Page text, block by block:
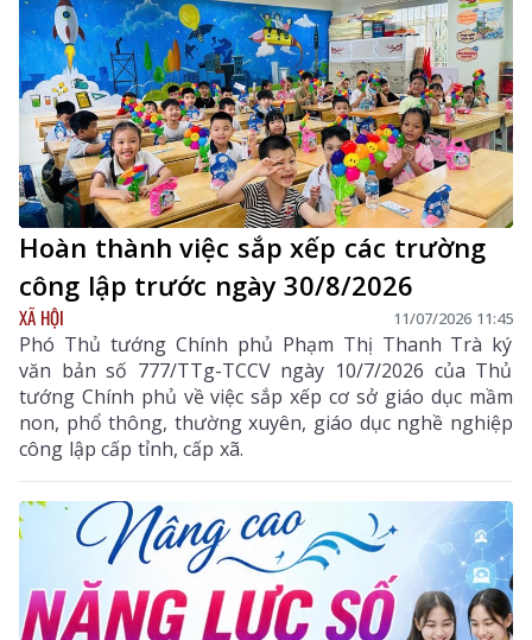
Hoàn thành việc sắp xếp các trường
công lập trước ngày 30/8/2026
XÃ HỘI 11/07/2026 11:45
Phó Thủ tướng Chính phủ Phạm Thị Thanh Trà ký
văn bản số 777/TTg-TCCV ngày 10/7/2026 của Thủ
tướng Chính phủ về việc sắp xếp cơ sở giáo dục mầm
non, phổ thông, thường xuyên, giáo dục nghề nghiệp
công lập cấp tỉnh, cấp xã.